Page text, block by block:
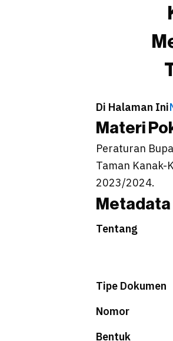
Di Halaman Ini
Materi
Peraturan
Taman Kanak-
2023/2024.
Metadata
Tentang
Tipe Dokumen
Nomor
Bentuk